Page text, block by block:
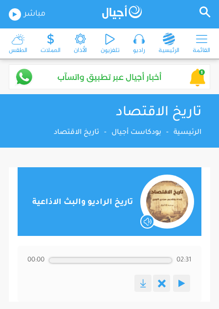
مباشر
القائمة الرئيسية راديو تلفزيون الأذان العملات الطقس
تاريخ الاقتصاد
الرئيسية - بودكاست أجيال - تاريخ الاقتصاد
تاريخ الراديو والبث الاذاعية
00:00 02:31